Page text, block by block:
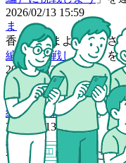
2026/02/13 15:59
ま
香川県のまよいねこさん
編）に挑戦しよう」を
2026/02/13 15:57
ま
香川県のまよいねこさ
編）に挑戦しよう」を
2026/02/13 15:57
ま
香川県
のまよいねこさ